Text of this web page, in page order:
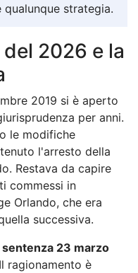
strategia.
2026 e la
2019 si è aperto
per anni.
le modifiche
l'arresto della
Restava da capire
commessi in
Orlando, che era
successiva.
23 marzo
ragionamento è